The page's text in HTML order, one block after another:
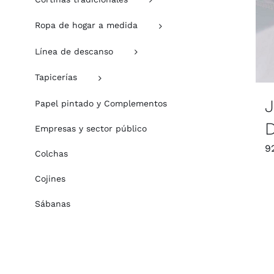
Ropa de hogar a medida
Línea de descanso
Tapicerías
Papel pintado y Complementos
Empresas y sector público
Colchas
Cojines
Sábanas